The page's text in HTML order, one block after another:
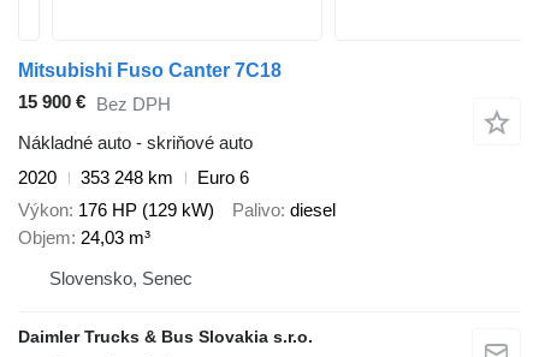
Mitsubishi Fuso Canter 7C18
15 900 € Bez DPH
Nákladné auto - skriňové auto
2020
353 248 km
Euro 6
Výkon 176 HP (129 kW) Palivo diesel
Objem 24,03 m³
Slovensko, Senec
Daimler Trucks & Bus Slovakia s.r.o.